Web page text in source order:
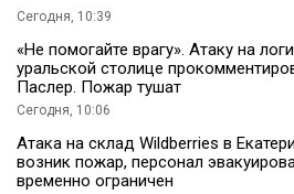
Сегодня, 10:39
«Не помогайте врагу». Атаку на
уральской столице
Паслер. Пожар тушат
Сегодня, 10:06
Атака на склад Wildberries в
возник пожар, персонал
временно ограничен